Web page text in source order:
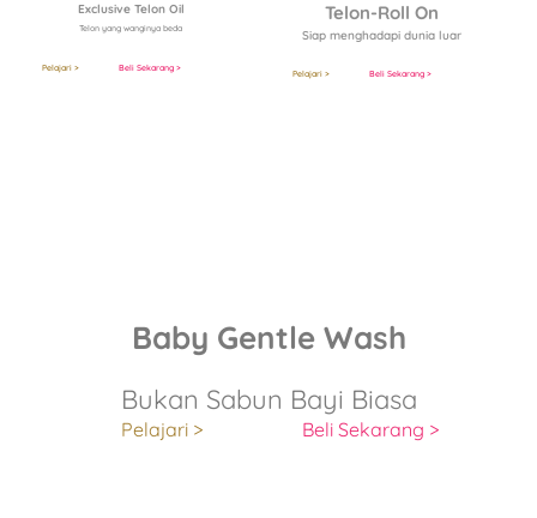
Exclusive Telon Oil
Telon yang wanginya beda
Pelajari > Beli Sekarang >
Telon-Roll On
Siap menghadapi dunia luar
Pelajari > Beli Sekarang >
Baby Gentle Wash
Bukan Sabun Bayi Biasa
Pelajari > Beli Sekarang >